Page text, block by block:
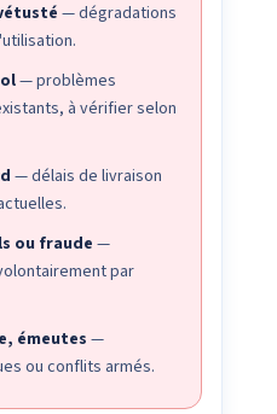
— dégradations
— problèmes
à vérifier selon
— délais de livraison
ou fraude —
par
émeutes —
ou conflits armés.